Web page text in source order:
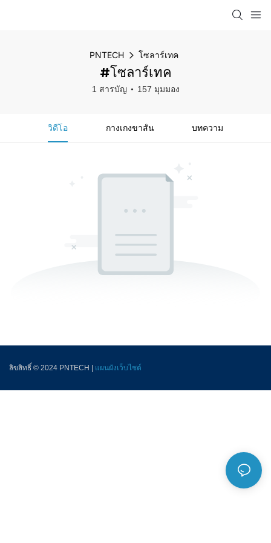
PNTECH โซลาร์เทค
#โซลาร์เทค
1 สารบัญ 157 มุมมอง
วิดีโอ กางเกงขาสั้น บทความ
ลิขสิทธิ์ © 2024 PNTECH | แผนผังเว็บไซต์